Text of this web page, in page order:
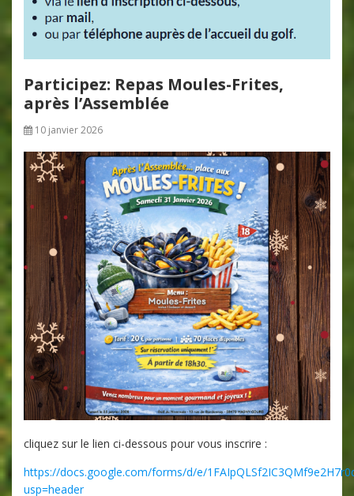
Participez: Repas Moules-Frites,
après l’Assemblée
10 janvier 2026
cliquez sur le lien ci-dessous pour vous inscrire :
https://docs.google.com/forms/d/e/
usp=header